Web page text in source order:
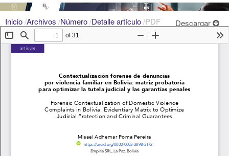
Inicio/Archivos /Número/Detalle artículo/PDF Descargar